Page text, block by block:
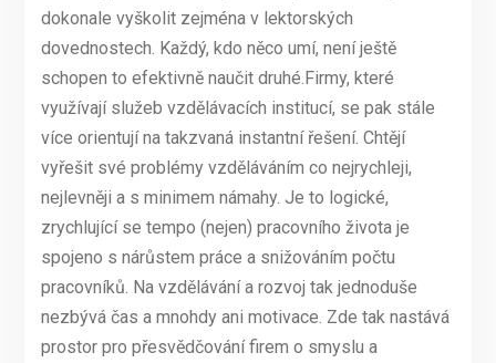
dokonale vyškolit zejména v lektorských
dovednostech. Každý, kdo něco umí, není ještě
schopen to efektivně naučit druhé.Firmy, které
využívají služeb vzdělávacích institucí, se pak stále
více orientují na takzvaná instantní řešení. Chtějí
vyřešit své problémy vzděláváním co nejrychleji,
nejlevněji a s minimem námahy. Je to logické,
zrychlující se tempo (nejen) pracovního života je
spojeno s nárůstem práce a snižováním počtu
pracovníků. Na vzdělávání a rozvoj tak jednoduše
nezbývá čas a mnohdy ani motivace. Zde tak nastává
prostor pro přesvědčování firem o smyslu a